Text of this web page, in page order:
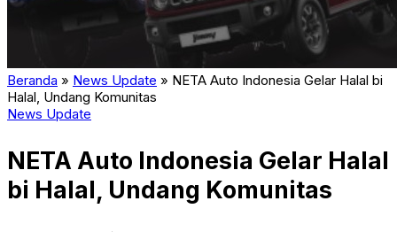
Beranda » News Update » NETA Auto Indonesia Gelar Halal bi
Halal, Undang Komunitas
News Update
NETA Auto Indonesia Gelar Halal
bi Halal, Undang Komunitas